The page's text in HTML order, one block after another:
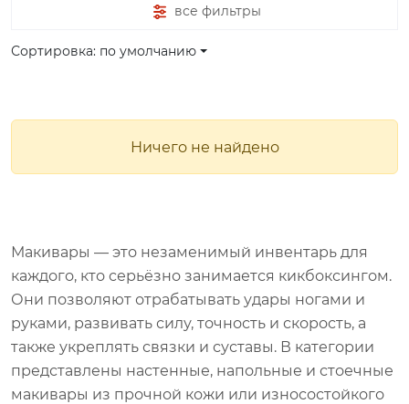
все фильтры
Сортировка: по умолчанию
Ничего не найдено
Макивары — это незаменимый инвентарь для
каждого, кто серьёзно занимается кикбоксингом.
Они позволяют отрабатывать удары ногами и
руками, развивать силу, точность и скорость, а
также укреплять связки и суставы. В категории
представлены настенные, напольные и стоечные
макивары из прочной кожи или износостойкого